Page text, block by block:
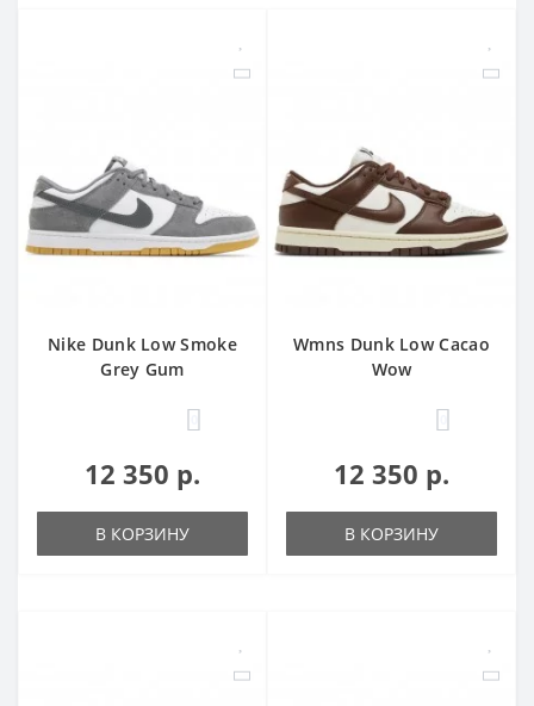
Nike Dunk Low Smoke
Grey Gum
12 350 р.
В КОРЗИНУ
Wmns Dunk Low Cacao
Wow
12 350 р.
В КОРЗИНУ